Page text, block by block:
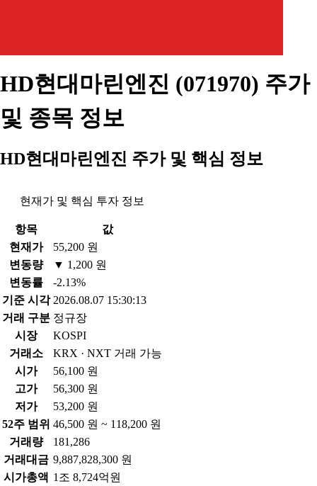
HD현대마린엔진 (071970) 주가
및 종목 정보
HD현대마린엔진 주가 및 핵심 정보
현재가 및 핵심 투자 정보
항목
값
현재가
55,200 원
변동량
▼ 1,200 원
변동률
-2.13%
기준 시각 2026.08.07 15:30:13
거래 구분 정규장
시장
KOSPI
거래소
KRX · NXT 거래 가능
시가
56,100 원
고가
56,300 원
저가
53,200 원
52주 범위 46,500 원 ~ 118,200 원
거래량
181,286
거래대금 9,887,828,300 원
시가총액 1조 8,724억원